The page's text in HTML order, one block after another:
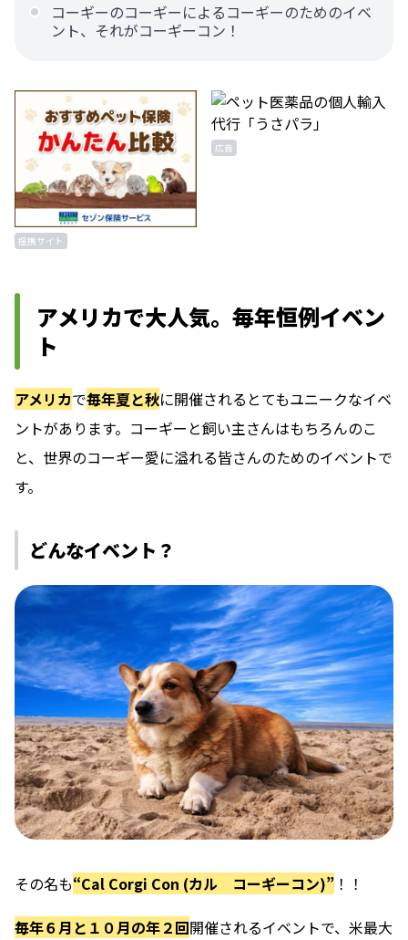
コーギーのコーギーによるコーギーのためのイベ
ント、それがコーギーコン！
提携サイト
広告
アメリカで大人気。毎年恒例イベン
ト
アメリカで毎年夏と秋に開催されるとてもユニークなイベ
ントがあります。コーギーと飼い主さんはもちろんのこ
と、世界のコーギー愛に溢れる皆さんのためのイベントで
す。
どんなイベント？
その名も“Cal Corgi Con (カル コーギーコン)” ！！
毎年６月と１０月の年２回開催されるイベントで、 米最大